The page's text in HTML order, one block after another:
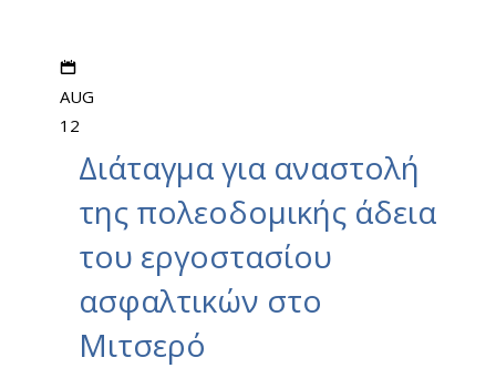
AUG
12
Διάταγμα για αναστολή
της πολεοδομικής άδειας
του εργοστασίου
ασφαλτικών στο
Μιτσερό